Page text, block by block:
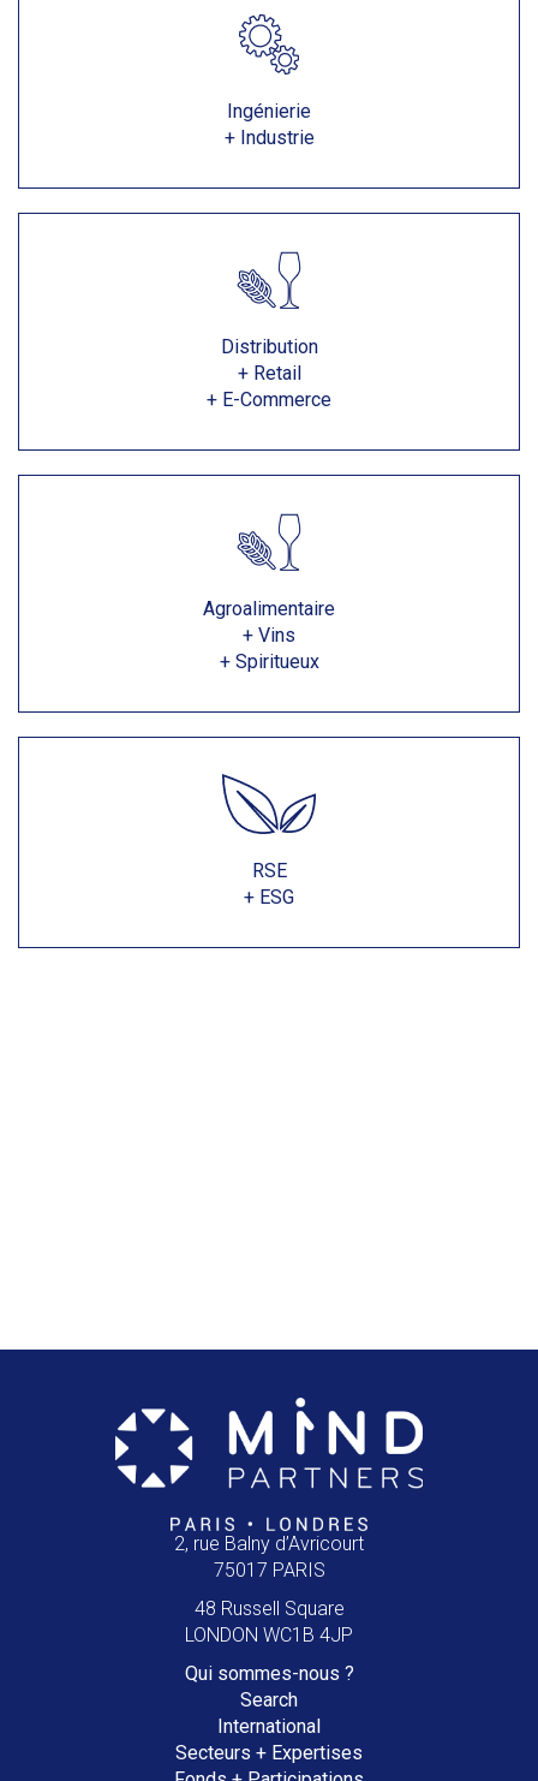
Ingénierie
+ Industrie
Distribution
+ Retail
+ E-Commerce
Agroalimentaire
+ Vins
+ Spiritueux
RSE
+ ESG
2, rue Balny d’Avricourt
75017 PARIS
48 Russell Square
LONDON WC1B 4JP
Qui sommes-nous ?
Search
International
Secteurs + Expertises